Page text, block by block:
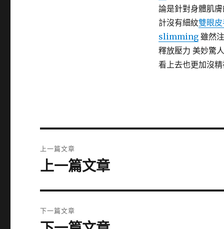
論是針對身體肌
計沒有細紋雙眼
slimming雖然
釋放壓力 美妙驚
看上去也更加沒精
章
上一篇文章
上
篇
文
章:
上一篇文章
下一篇文章
下